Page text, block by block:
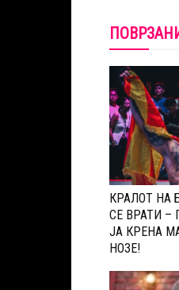
КРАЛОТ НА
СЕ ВРАТИ –
ЈА КРЕНА
НОЗЕ!